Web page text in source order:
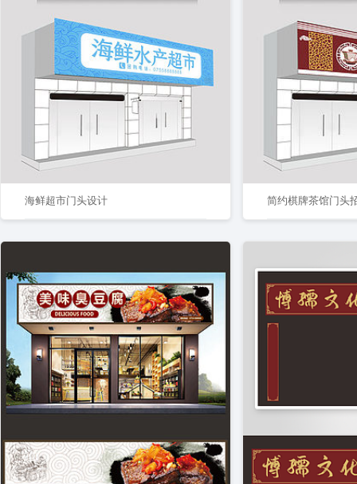
海鲜超市门头设计 简约棋牌茶馆门头